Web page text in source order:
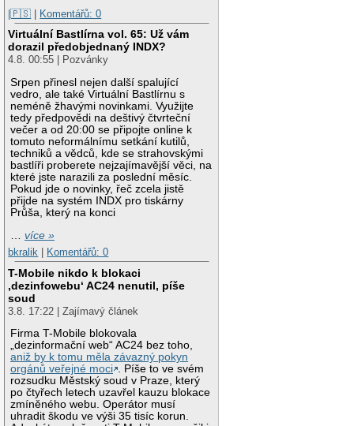
|🇵🇸 | Komentářů: 0
Virtuální Bastlírna vol. 65: Už vám
dorazil předobjednaný INDX?
4.8. 00:55 | Pozvánky
Srpen přinesl nejen další spalující
vedro, ale také Virtuální Bastlírnu s
neméně žhavými novinkami. Využijte
tedy předpovědi na deštivý čtvrteční
večer a od 20:00 se připojte online k
tomuto neformálnímu setkání kutilů,
techniků a vědců, kde se strahovskými
bastlíři proberete nejzajímavější věci, na
které jste narazili za poslední měsíc.
Pokud jde o novinky, řeč zcela jistě
přijde na systém INDX pro tiskárny
Průša, který na konci
…více »
bkralik
Komentářů: 0
T-Mobile nikdo k blokaci
‚dezinfowebu‘ AC24 nenutil, píše
soud
3.8. 17:22 | Zajímavý článek
Firma T-Mobile blokovala
„dezinformační web“ AC24 bez toho,
aniž by k tomu měla závazný pokyn
orgánů veřejné moci . Píše to ve svém
rozsudku Městský soud v Praze, který
po čtyřech letech uzavřel kauzu blokace
zmíněného webu. Operátor musí
uhradit škodu ve výši 35 tisíc korun.